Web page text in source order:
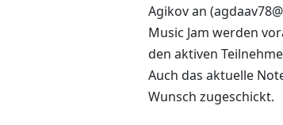
Agikov an
Music Jam werden
den aktiven
Auch das aktuelle
Wunsch zugeschickt.